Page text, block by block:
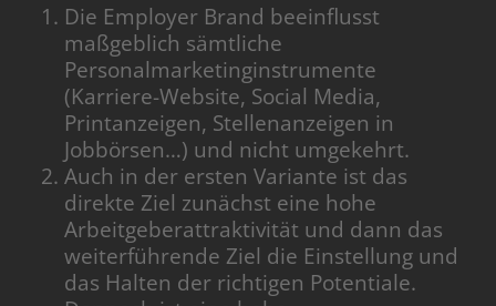
Die Employer Brand beeinflusst
maßgeblich sämtliche
Personalmarketinginstrumente
(Karriere-Website, Social Media,
Printanzeigen, Stellenanzeigen in
Jobbörsen…) und nicht umgekehrt.
Auch in der ersten Variante ist das
direkte Ziel zunächst eine hohe
Arbeitgeberattraktivität und dann das
weiterführende Ziel die Einstellung und
das Halten der richtigen Potentiale.